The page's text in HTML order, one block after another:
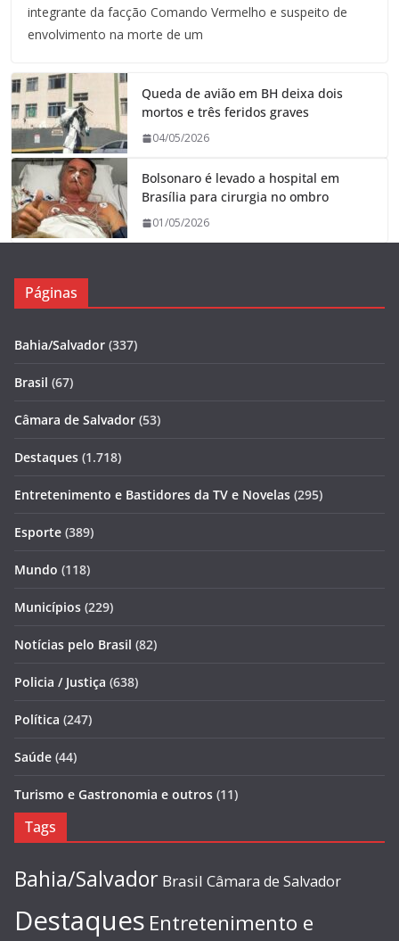
integrante da facção Comando Vermelho e suspeito de
envolvimento na morte de um
Queda de avião em BH deixa dois
mortos e três feridos graves
04/05/2026
Bolsonaro é levado a hospital em
Brasília para cirurgia no ombro
01/05/2026
Páginas
Bahia/Salvador (337)
Brasil (67)
Câmara de Salvador (53)
Destaques (1.718)
Entretenimento e Bastidores da TV e Novelas (295)
Esporte (389)
Mundo (118)
Municípios (229)
Notícias pelo Brasil (82)
Policia / Justiça (638)
Política (247)
Saúde (44)
Turismo e Gastronomia e outros (11)
Tags
Bahia/Salvador Brasil Câmara de Salvador
Destaques Entretenimento e